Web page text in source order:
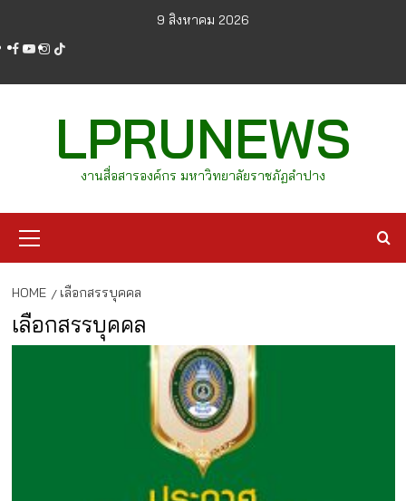
content
9 สิงหาคม 2026
facebook
youtube
instagram
tiktok
LPRUNEWS
งานสื่อสารองค์กร มหาวิทยาลัยราชภัฏลำปาง
Menu
HOME เลือกสรรบุคคล
เลือกสรรบุคคล